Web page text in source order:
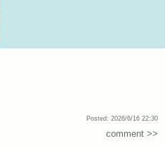
Posted: 2026/6/16 22:30
comment >>